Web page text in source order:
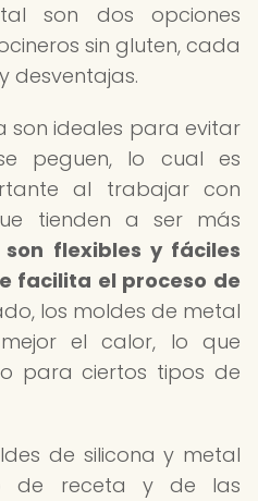
son dos opciones
sin gluten, cada
desventajas.
son ideales para evitar
peguen, lo cual es
al trabajar con
tienden a ser más
son flexibles y fáciles
facilita el proceso de
los moldes de metal
el calor, lo que
para ciertos tipos de
de silicona y metal
de receta y de las